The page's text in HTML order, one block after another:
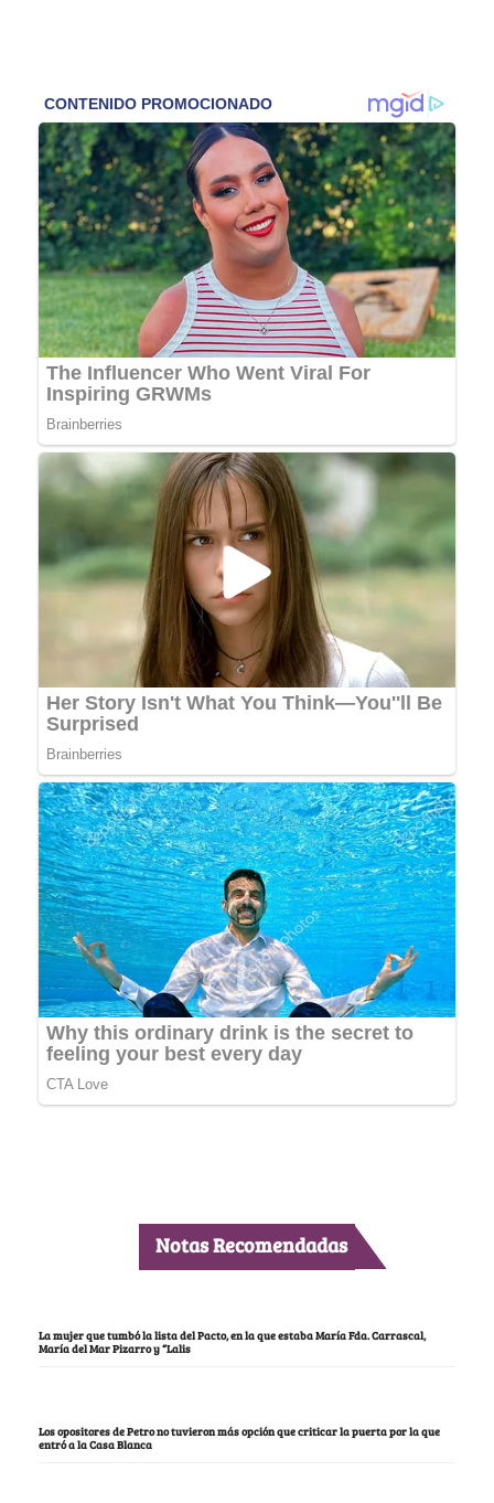
Notas Recomendadas
La mujer que tumbó la lista del Pacto, en la que estaba María Fda. Carrascal,
María del Mar Pizarro y “Lalis
Los opositores de Petro no tuvieron más opción que criticar la puerta por la que
entró a la Casa Blanca